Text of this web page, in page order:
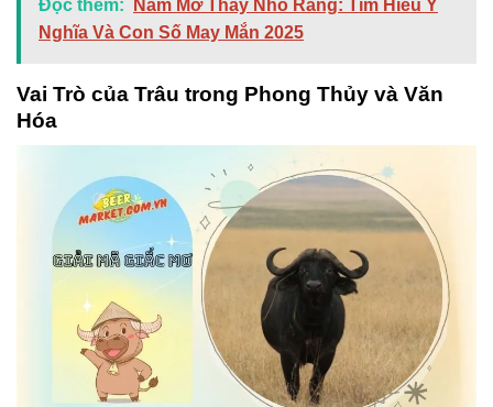
Đọc thêm:
Nằm Mơ Thấy Nhổ Răng: Tìm Hiểu Ý
Nghĩa Và Con Số May Mắn 2025
Vai Trò của Trâu trong Phong Thủy và Văn
Hóa